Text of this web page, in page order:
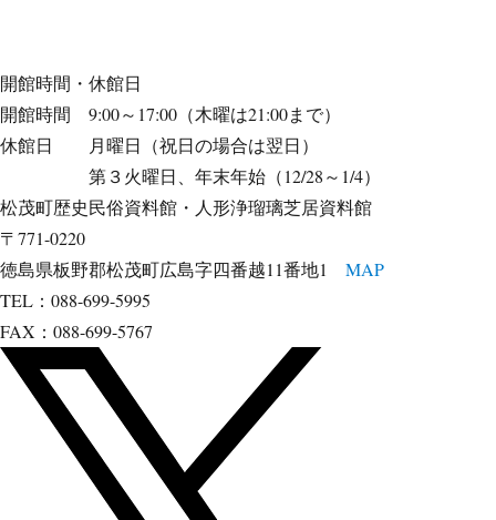
開館時間・休館日
開館時間 9:00～17:00（木曜は21:00まで）
休館日 月曜日（祝日の場合は翌日）
第３火曜日、年末年始（12/28～1/4）
松茂町歴史民俗資料館・人形浄瑠璃芝居資料館
〒771-0220
徳島県板野郡松茂町広島字四番越11番地1 MAP
TEL：088-699-5995
FAX：088-699-5767